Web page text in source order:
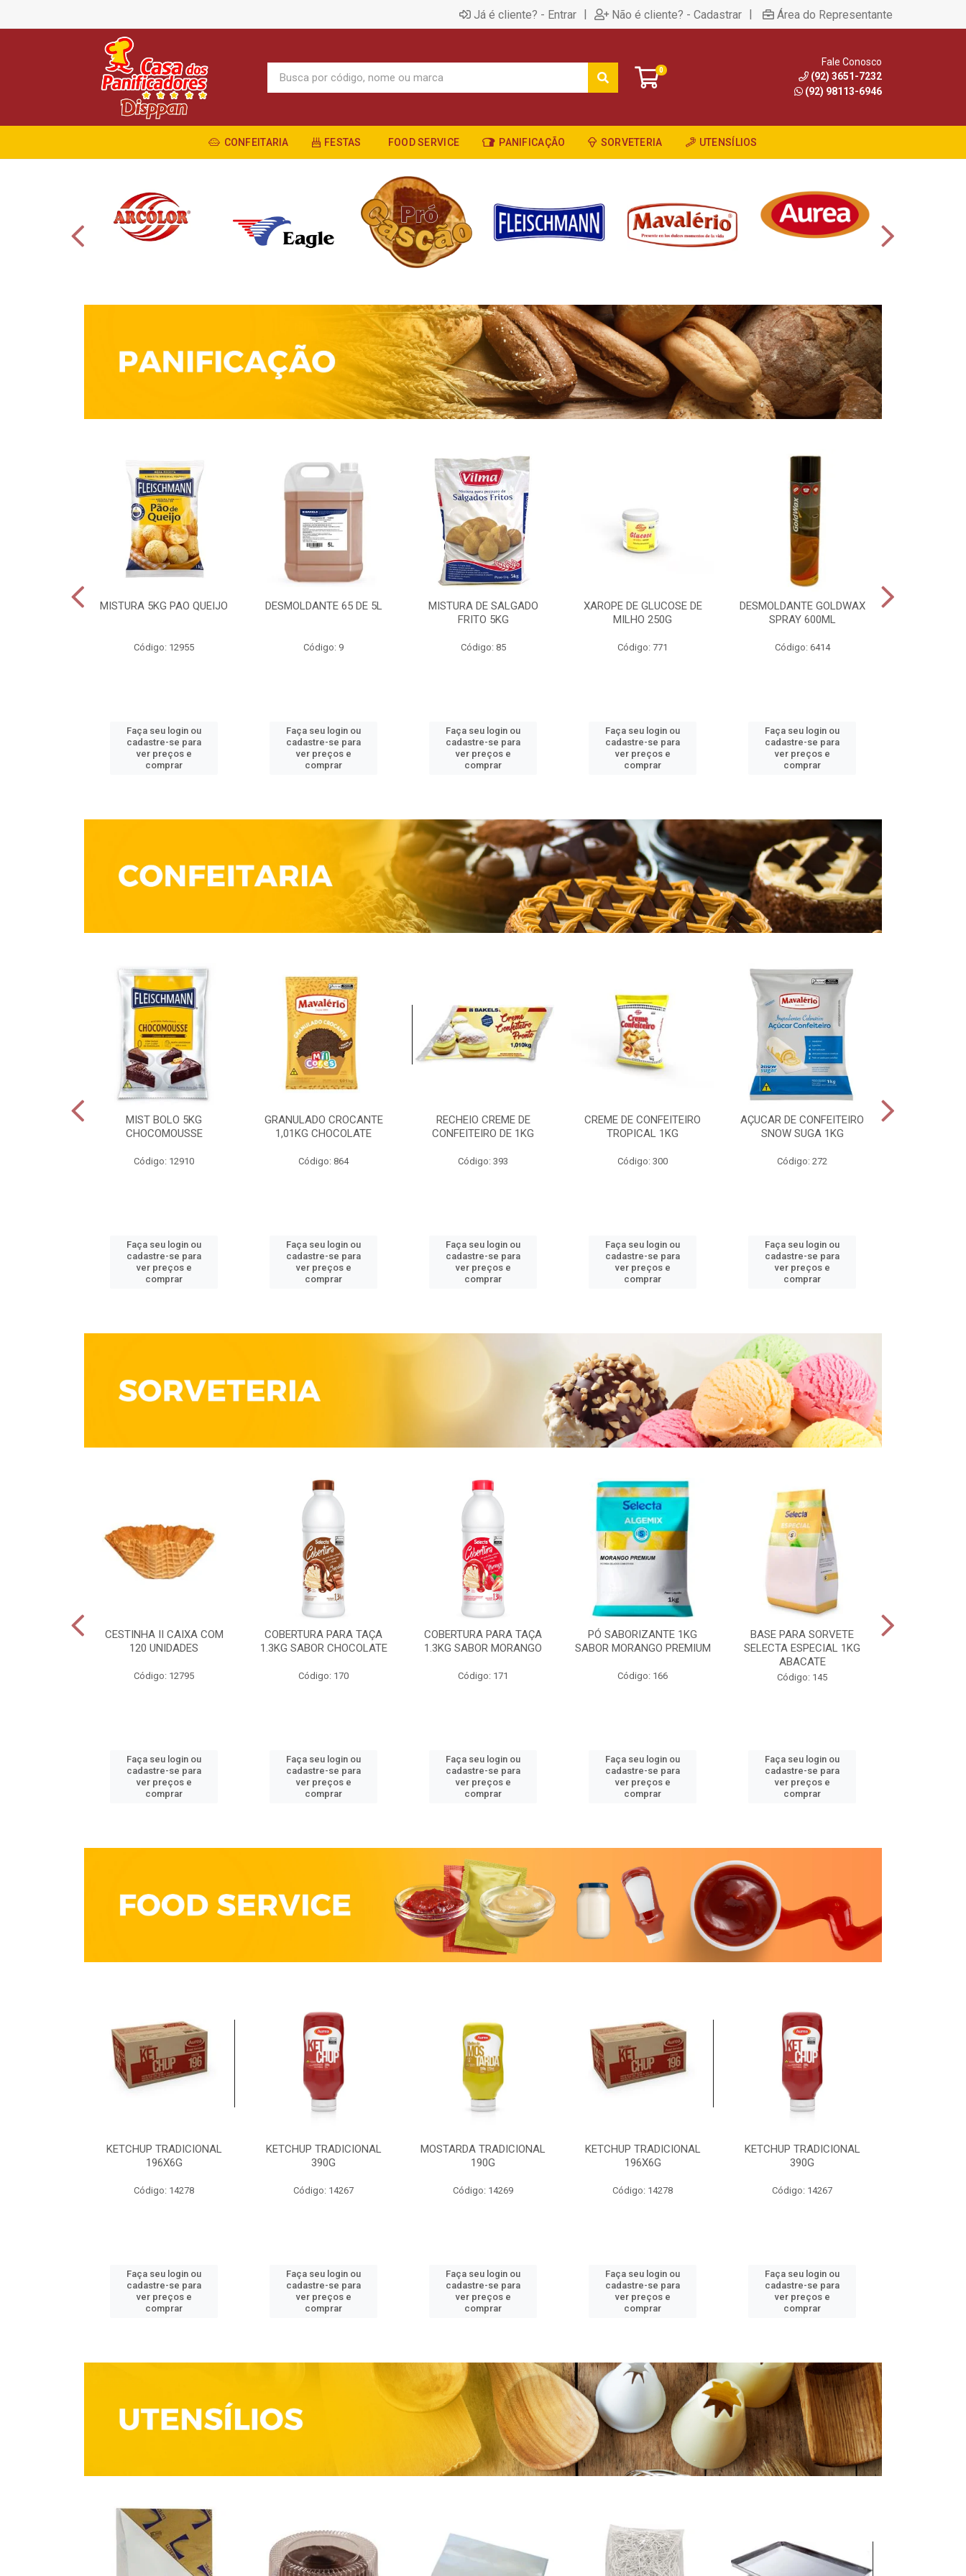
Já é cliente? - Entrar | Não é cliente? - Cadastrar | Área do Representante
0
Fale Conosco
(92) 3651-7232
(92) 98113-6946
CONFEITARIA FESTAS FOOD SERVICE PANIFICAÇÃO SORVETERIA UTENSÍLIOS
MISTURA 5KG PAO QUEIJO
Código: 12955
Faça seu login ou
cadastre-se para
ver preços e
comprar
DESMOLDANTE 65 DE 5L
Código: 9
Faça seu login ou
cadastre-se para
ver preços e
comprar
MISTURA DE SALGADO
FRITO 5KG
Código: 85
Faça seu login ou
cadastre-se para
ver preços e
comprar
XAROPE DE GLUCOSE DE
MILHO 250G
Código: 771
Faça seu login ou
cadastre-se para
ver preços e
comprar
DESMOLDANTE GOLDWAX
SPRAY 600ML
Código: 6414
Faça seu login ou
cadastre-se para
ver preços e
comprar
MIST BOLO 5KG
CHOCOMOUSSE
Código: 12910
Faça seu login ou
cadastre-se para
ver preços e
comprar
GRANULADO CROCANTE
1,01KG CHOCOLATE
Código: 864
Faça seu login ou
cadastre-se para
ver preços e
comprar
RECHEIO CREME DE
CONFEITEIRO DE 1KG
Código: 393
Faça seu login ou
cadastre-se para
ver preços e
comprar
CREME DE CONFEITEIRO
TROPICAL 1KG
Código: 300
Faça seu login ou
cadastre-se para
ver preços e
comprar
AÇUCAR DE CONFEITEIRO
SNOW SUGA 1KG
Código: 272
Faça seu login ou
cadastre-se para
ver preços e
comprar
CESTINHA II CAIXA COM
120 UNIDADES
Código: 12795
Faça seu login ou
cadastre-se para
ver preços e
comprar
COBERTURA PARA TAÇA
1.3KG SABOR CHOCOLATE
Código: 170
Faça seu login ou
cadastre-se para
ver preços e
comprar
COBERTURA PARA TAÇA
1.3KG SABOR MORANGO
Código: 171
Faça seu login ou
cadastre-se para
ver preços e
comprar
PÓ SABORIZANTE 1KG
SABOR MORANGO PREMIUM
Código: 166
Faça seu login ou
cadastre-se para
ver preços e
comprar
BASE PARA SORVETE
SELECTA ESPECIAL 1KG
ABACATE
Código: 145
Faça seu login ou
cadastre-se para
ver preços e
comprar
KETCHUP TRADICIONAL
196X6G
Código: 14278
Faça seu login ou
cadastre-se para
ver preços e
comprar
KETCHUP TRADICIONAL
390G
Código: 14267
Faça seu login ou
cadastre-se para
ver preços e
comprar
MOSTARDA TRADICIONAL
190G
Código: 14269
Faça seu login ou
cadastre-se para
ver preços e
comprar
KETCHUP TRADICIONAL
196X6G
Código: 14278
Faça seu login ou
cadastre-se para
ver preços e
comprar
KETCHUP TRADICIONAL
390G
Código: 14267
Faça seu login ou
cadastre-se para
ver preços e
comprar